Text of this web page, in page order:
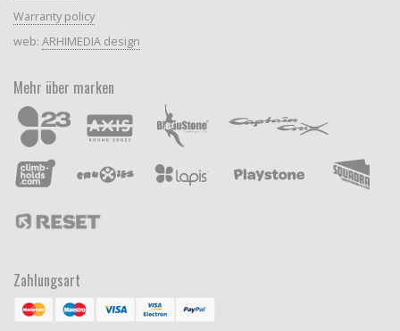
Warranty policy
web: ARHIMEDIA design
Mehr über marken
Zahlungsart